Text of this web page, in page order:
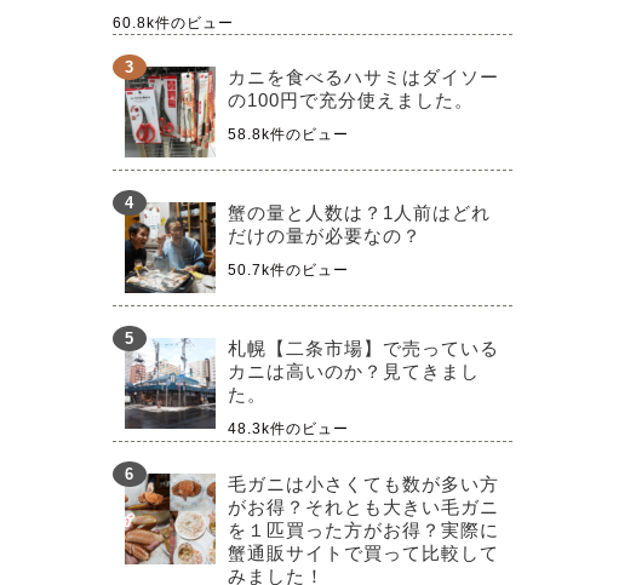
60.8k件のビュー
カニを食べるハサミはダイソー
の100円で充分使えました。
58.8k件のビュー
蟹の量と人数は？1人前はどれ
だけの量が必要なの？
50.7k件のビュー
札幌【二条市場】で売っている
カニは高いのか？見てきまし
た。
48.3k件のビュー
毛ガニは小さくても数が多い方
がお得？それとも大きい毛ガニ
を１匹買った方がお得？実際に
蟹通販サイトで買って比較して
みました！